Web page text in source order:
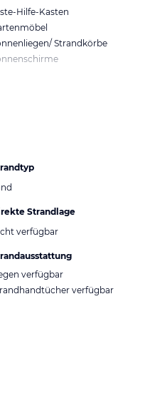
Hilfe-Kasten
Strandkörbe
Strandlage
verfügbar
verfügbar
verfügbar